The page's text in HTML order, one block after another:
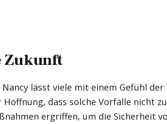
Zukunft
Nancy lässt viele mit einem Gefühl
dass solche Vorfälle nicht
ergriffen, um die Sicherheit